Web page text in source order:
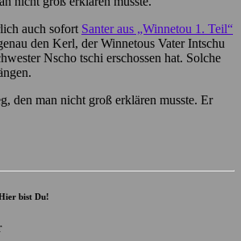
auch sofort Santer aus „Winnetou 1. Teil“
den Kerl, der Winnetous Vater Intschu
Nscho tschi erschossen hat. Solche
den man nicht groß erklären musste. Er
bist Du!